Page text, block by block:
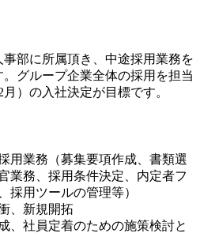
部に所属頂き、中途採用業務を
グループ企業全体の採用を担当
）の入社決定が目標です。
用業務（募集要項作成、書類選
業務、採用条件決定、内定者フ
採用ツールの管理等）
、新規開拓
、社員定着のための施策検討と